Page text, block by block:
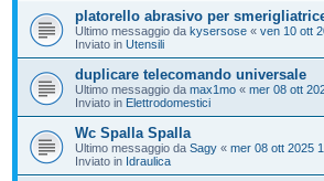
platorello abrasivo per
Ultimo messaggio da kysersose « ven 10 ott
Inviato in Utensili
duplicare telecomando universale
Ultimo messaggio da max1mo « mer 08 ott
Inviato in Elettrodomestici
Wc Spalla Spalla
Ultimo messaggio da Sagy « mer 08 ott 2025
Inviato in Idraulica